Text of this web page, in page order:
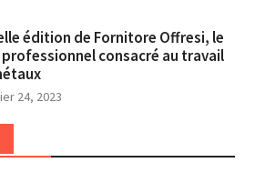
édition de Fornitore Offresi, le
consacré au travail
24, 2023